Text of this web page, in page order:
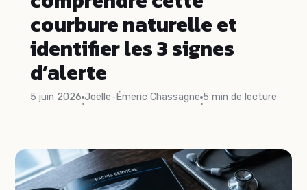
Santé
Bien-être
courbure naturelle et
identifier les 3 signes
d’alerte
5 juin 2026
·
Joëlle-Émeric Chassagne
·
5 min de lecture